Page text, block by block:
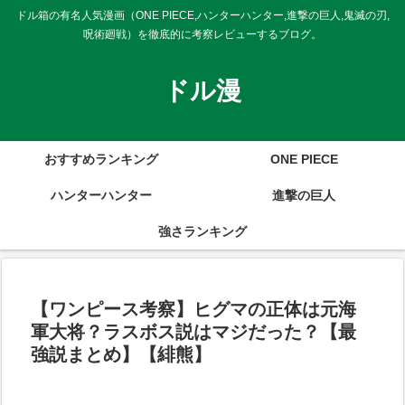
ドル箱の有名人気漫画（ONE PIECE,ハンターハンター,進撃の巨人,鬼滅の刃,
呪術廻戦）を徹底的に考察レビューするブログ。
ドル漫
おすすめランキング ONE PIECE
ハンターハンター 進撃の巨人
強さランキング
【ワンピース考察】ヒグマの正体は元海
軍大将？ラスボス説はマジだった？【最
強説まとめ】【緋熊】